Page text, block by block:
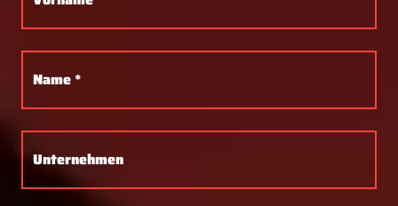
Name *
Unternehmen